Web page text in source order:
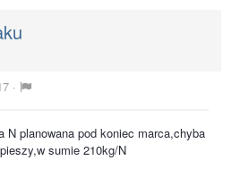
·
N planowana pod koniec marca,chyba
sumie 210kg/N